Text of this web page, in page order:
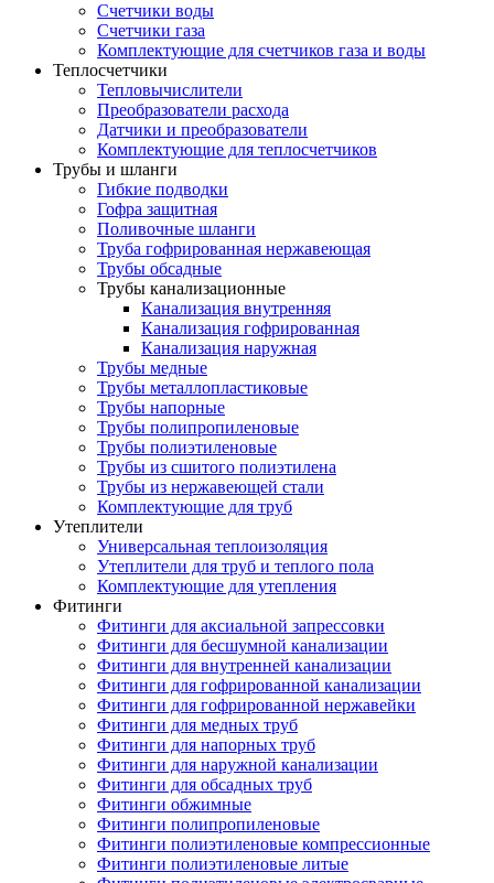
Счетчики воды
Счетчики газа
Комплектующие для счетчиков газа и воды
Теплосчетчики
Тепловычислители
Преобразователи расхода
Датчики и преобразователи
Комплектующие для теплосчетчиков
Трубы и шланги
Гибкие подводки
Гофра защитная
Поливочные шланги
Труба гофрированная нержавеющая
Трубы обсадные
Трубы канализационные
Канализация внутренняя
Канализация гофрированная
Канализация наружная
Трубы медные
Трубы металлопластиковые
Трубы напорные
Трубы полипропиленовые
Трубы полиэтиленовые
Трубы из сшитого полиэтилена
Трубы из нержавеющей стали
Комплектующие для труб
Утеплители
Универсальная теплоизоляция
Утеплители для труб и теплого пола
Комплектующие для утепления
Фитинги
Фитинги для аксиальной запрессовки
Фитинги для бесшумной канализации
Фитинги для внутренней канализации
Фитинги для гофрированной канализации
Фитинги для гофрированной нержавейки
Фитинги для медных труб
Фитинги для напорных труб
Фитинги для наружной канализации
Фитинги для обсадных труб
Фитинги обжимные
Фитинги полипропиленовые
Фитинги полиэтиленовые компрессионные
Фитинги полиэтиленовые литые